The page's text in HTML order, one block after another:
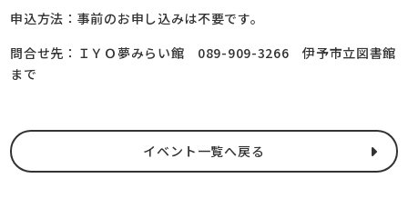
申込方法：事前のお申し込みは不要です。
問合せ先：ＩＹＯ夢みらい館 089-909-3266 伊予市立図書館
まで
イベント一覧へ戻る